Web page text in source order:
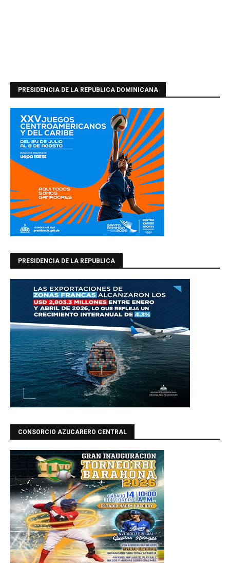
PRESIDENCIA DE LA REPUBLICA DOMINICANA
PRESIDENCIA DE LA REPUBLICA
CONSORCIO AZUCARERO CENTRAL